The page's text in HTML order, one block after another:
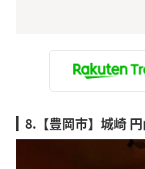
8.【豊岡市】城崎